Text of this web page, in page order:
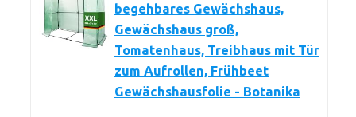
begehbares Gewächshaus,
Gewächshaus groß,
Tomatenhaus, Treibhaus mit Tür
zum Aufrollen, Frühbeet
Gewächshausfolie - Botanika